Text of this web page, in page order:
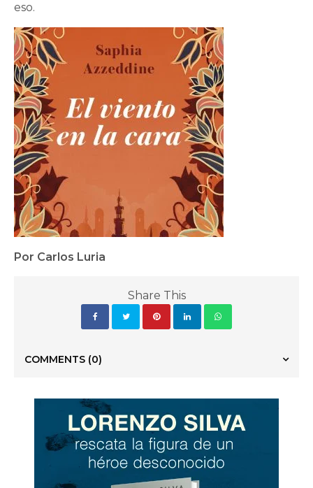
eso.
Por Carlos Luria
Share This
COMMENTS (0)